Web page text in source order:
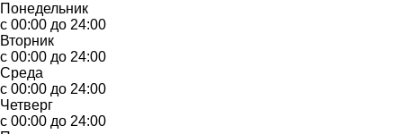
Понедельник
с 00:00 до 24:00
Вторник
с 00:00 до 24:00
Среда
с 00:00 до 24:00
Четверг
с 00:00 до 24:00